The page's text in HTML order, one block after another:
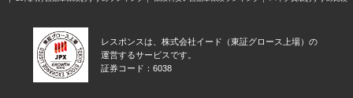
レスポンスは、株式会社イード（東証グロース上場）の
運営するサービスです。
証券コード：6038